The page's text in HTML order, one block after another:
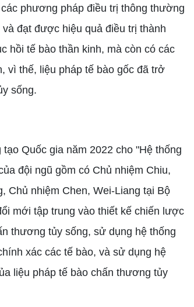
phương pháp điều trị thông thường
đạt được hiệu quả điều trị thành
hồi tế bào thần kinh, mà còn có các
vì thế, liệu pháp tế bào gốc đã trở
sống.
Quốc gia năm 2022 cho "Hệ thống
đội ngũ gồm có Chủ nhiệm Chiu,
Chủ nhiệm Chen, Wei-Liang tại Bộ
mới tập trung vào thiết kế chiến lược
thương tủy sống, sử dụng hệ thống
xác các tế bào, và sử dụng hệ
liệu pháp tế bào chấn thương tủy